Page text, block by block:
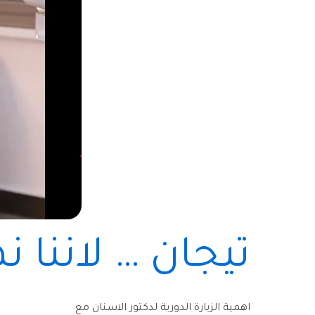
تيجان … لاننا
اهمية الزيارة الدورية لدكتور الاسنان مع